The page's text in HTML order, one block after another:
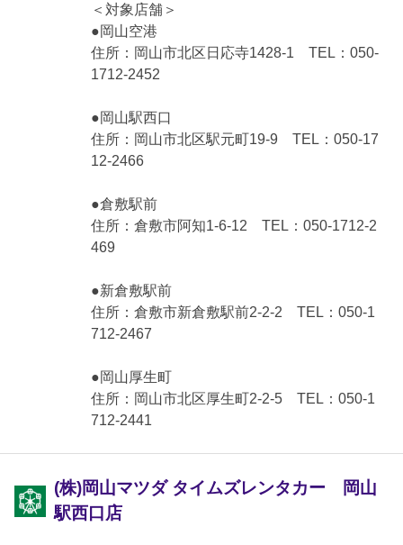
＜対象店舗＞
●岡山空港
住所：岡山市北区日応寺1428-1 TEL：050-
1712-2452
●岡山駅西口
住所：岡山市北区駅元町19-9 TEL：050-17
12-2466
●倉敷駅前
住所：倉敷市阿知1-6-12 TEL：050-1712-2
469
●新倉敷駅前
住所：倉敷市新倉敷駅前2-2-2 TEL：050-1
712-2467
●岡山厚生町
住所：岡山市北区厚生町2-2-5 TEL：050-1
712-2441
(株)岡山マツダ タイムズレンタカー 岡山
駅西口店